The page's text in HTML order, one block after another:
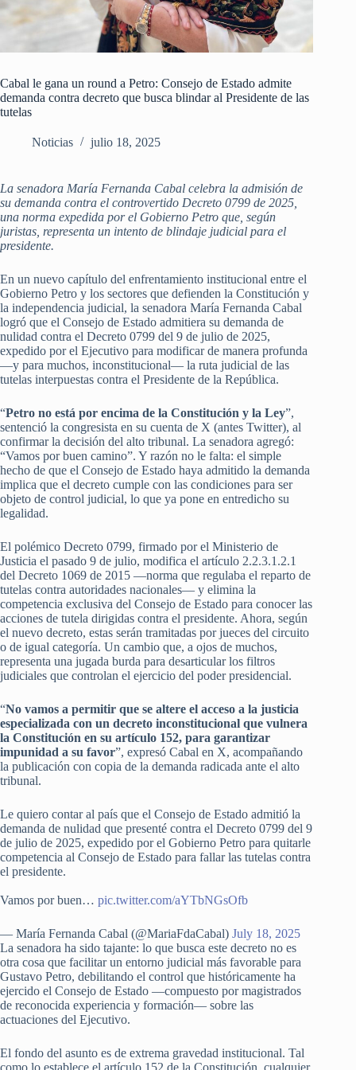
Cabal le gana un round a Petro: Consejo de Estado admite
demanda contra decreto que busca blindar al Presidente de las
tutelas
Noticias julio 18, 2025
La senadora María Fernanda Cabal celebra la admisión de
su demanda contra el controvertido Decreto 0799 de 2025,
una norma expedida por el Gobierno Petro que, según
juristas, representa un intento de blindaje judicial para el
presidente.
En un nuevo capítulo del enfrentamiento institucional entre el
Gobierno Petro y los sectores que defienden la Constitución y
la independencia judicial, la senadora María Fernanda Cabal
logró que el Consejo de Estado admitiera su demanda de
nulidad contra el Decreto 0799 del 9 de julio de 2025,
expedido por el Ejecutivo para modificar de manera profunda
—y para muchos, inconstitucional— la ruta judicial de las
tutelas interpuestas contra el Presidente de la República.
“Petro no está por encima de la Constitución y la Ley”,
sentenció la congresista en su cuenta de X (antes Twitter), al
confirmar la decisión del alto tribunal. La senadora agregó:
“Vamos por buen camino”. Y razón no le falta: el simple
hecho de que el Consejo de Estado haya admitido la demanda
implica que el decreto cumple con las condiciones para ser
objeto de control judicial, lo que ya pone en entredicho su
legalidad.
El polémico Decreto 0799, firmado por el Ministerio de
Justicia el pasado 9 de julio, modifica el artículo 2.2.3.1.2.1
del Decreto 1069 de 2015 —norma que regulaba el reparto de
tutelas contra autoridades nacionales— y elimina la
competencia exclusiva del Consejo de Estado para conocer las
acciones de tutela dirigidas contra el presidente. Ahora, según
el nuevo decreto, estas serán tramitadas por jueces del circuito
o de igual categoría. Un cambio que, a ojos de muchos,
representa una jugada burda para desarticular los filtros
judiciales que controlan el ejercicio del poder presidencial.
“No vamos a permitir que se altere el acceso a la justicia
especializada con un decreto inconstitucional que vulnera
la Constitución en su artículo 152, para garantizar
impunidad a su favor”, expresó Cabal en X, acompañando
la publicación con copia de la demanda radicada ante el alto
tribunal.
Le quiero contar al país que el Consejo de Estado admitió la
demanda de nulidad que presenté contra el Decreto 0799 del 9
de julio de 2025, expedido por el Gobierno Petro para quitarle
competencia al Consejo de Estado para fallar las tutelas contra
el presidente.
Vamos por buen… pic.twitter.com/aYTbNGsOfb
— María Fernanda Cabal (@MariaFdaCabal) July 18, 2025
La senadora ha sido tajante: lo que busca este decreto no es
otra cosa que facilitar un entorno judicial más favorable para
Gustavo Petro, debilitando el control que históricamente ha
ejercido el Consejo de Estado —compuesto por magistrados
de reconocida experiencia y formación— sobre las
actuaciones del Ejecutivo.
El fondo del asunto es de extrema gravedad institucional. Tal